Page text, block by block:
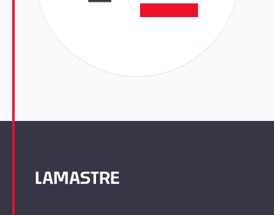
LAMASTRE